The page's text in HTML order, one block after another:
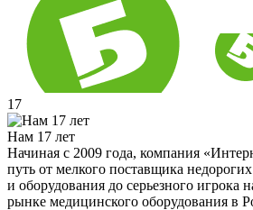
17
Нам 17 лет
Начиная с 2009 года, компания
путь от мелкого поставщика
и оборудования до серьезного игрока
рынке медицинского оборудования в